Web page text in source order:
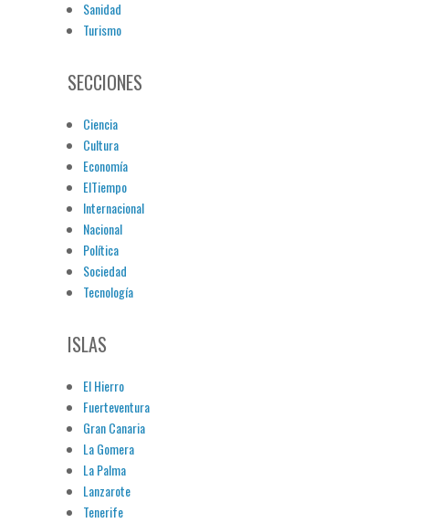
Sanidad
Turismo
SECCIONES
Ciencia
Cultura
Economía
ElTiempo
Internacional
Nacional
Política
Sociedad
Tecnología
ISLAS
El Hierro
Fuerteventura
Gran Canaria
La Gomera
La Palma
Lanzarote
Tenerife